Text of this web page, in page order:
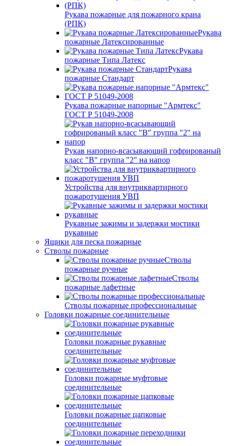
Рукава пожарные для пожарного крана
(РПК)
Рукава
пожарные Латексированные
Рукава
пожарные Типа Латекс
Рукава
пожарные Стандарт
Рукава пожарные напорные "Армтекс"
ГОСТ Р 51049-2008
Рукав напорно-всасывающий гофрированый
класс "В" группа "2" на напор
Устройства для внутриквартирного
пожаротушения УВП
Рукавные зажимы и задержки мостики
рукавные
Ящики для песка пожарные
Стволы пожарные
Стволы
пожарные ручные
Стволы
пожарные лафетные
Стволы пожарные профессиональные
Головки пожарные соединительные
Головки пожарные рукавные
соединительные
Головки пожарные муфтовые
соединительные
Головки пожарные цапковые
соединительные